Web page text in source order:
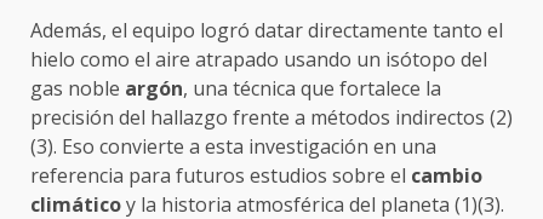
Además, el equipo logró datar directamente tanto el
hielo como el aire atrapado usando un isótopo del
gas noble argón, una técnica que fortalece la
precisión del hallazgo frente a métodos indirectos (2)
(3). Eso convierte a esta investigación en una
referencia para futuros estudios sobre el cambio
climáticoy la historia atmosférica del planeta (1)(3).